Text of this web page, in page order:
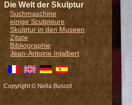
Die Welt der Skulptur
Suchmaschine
einige Sculpteure
Skulptur in den Museen
Zitate
Bibliographie
Jean-Antoine Injalbert
Copyright © Nella Buscot